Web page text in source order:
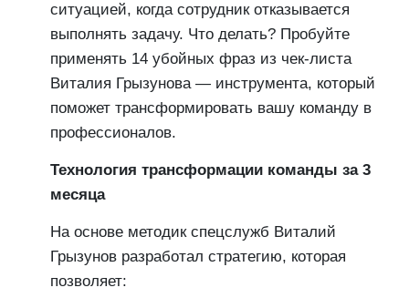
ситуацией, когда сотрудник отказывается
выполнять задачу. Что делать? Пробуйте
применять 14 убойных фраз из чек-листа
Виталия Грызунова — инструмента, который
поможет трансформировать вашу команду в
профессионалов.
Технология трансформации команды за 3
месяца
На основе методик спецслужб Виталий
Грызунов разработал стратегию, которая
позволяет: